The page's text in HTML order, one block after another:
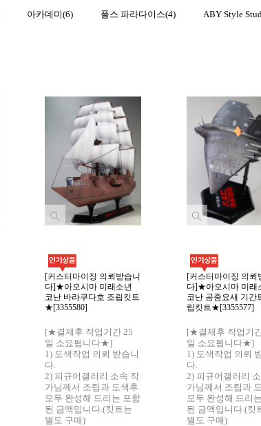
아카데미(6) 풀스 파라다이스(4) ABY Style
[커스터마이징 의뢰받습니
다]★아오시마 미래소년
코난 바라쿠다호 조립킷트
★[3355580]
[★결제후 작업기간 25
일 소요됩니다★]
1) 도색작업 의뢰 받습니
다.
2) 피규어갤러리 소속 작
가님께서 조립과 도색후
모두 완성해 드리는 포함
된 금액입니다.(킷트는
별도 구매)
[커스터마이징 의뢰
다]★아오시마 미래
코난 공중요새 기간
립킷트★[3355577]
[★결제후 작업기
일 소요됩니다★]
1) 도색작업 의뢰
다.
2) 피규어갤러리
가님께서 조립과
모두 완성해 드리
된 금액입니다.(킷
별도 구매)